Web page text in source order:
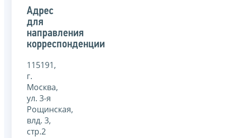
Адрес
для
направления
корреспонденции
115191,
г.
Москва,
ул. 3-я
Рощинская,
влд. 3,
стр.2